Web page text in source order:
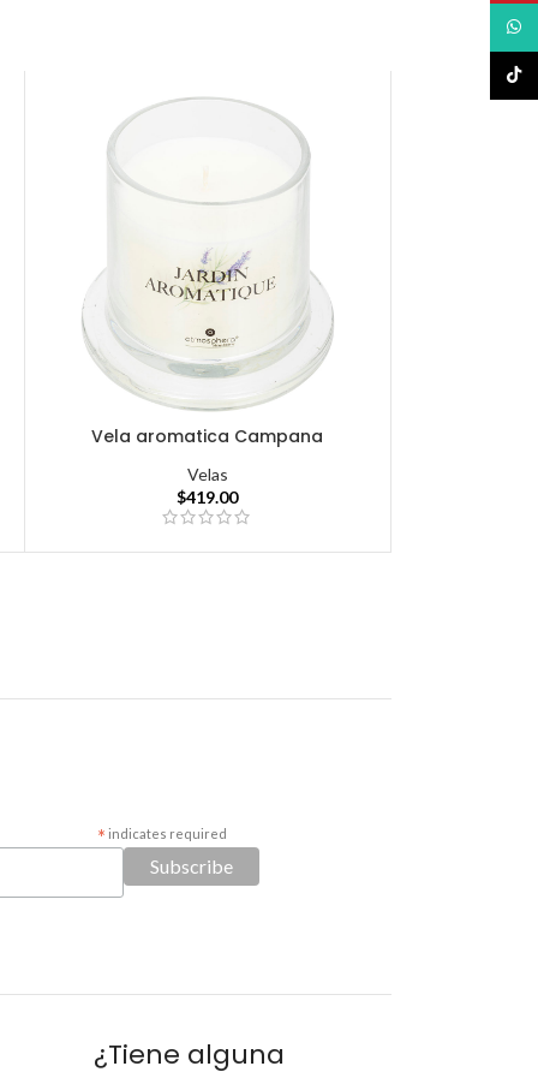
Vela aromatica Campana
Velas
$419.00
* indicates required
¿Tiene alguna